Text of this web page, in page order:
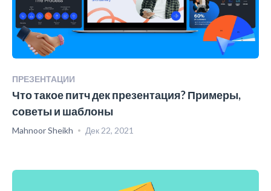
ПРЕЗЕНТАЦИИ
Что такое питч дек презентация? Примеры,
советы и шаблоны
Mahnoor Sheikh Дек 22, 2021